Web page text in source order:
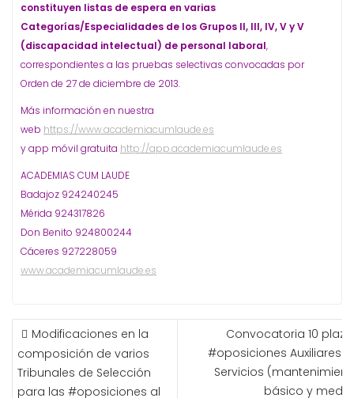
constituyen listas de espera en varias
Categorías/Especialidades de los Grupos II, III, IV, V y V
(discapacidad intelectual) de personal laboral,
correspondientes a las pruebas selectivas convocadas por
Orden de 27 de diciembre de 2013.
Más información en nuestra
web https://www.academiacumlaude.es
y app móvil gratuita http://app.academiacumlaude.es
ACADEMIAS CUM LAUDE
Badajoz 924240245
Mérida 924317826
Don Benito 924800244
Cáceres 927228059
www.academiacumlaude.es
NAVEGACIÓN
DE
ENTRADAS
Modificaciones en la
composición de varios
Tribunales de Selección
para las #oposiciones al
Convocatoria 10
#oposiciones Auxiliares
Servicios
básico y